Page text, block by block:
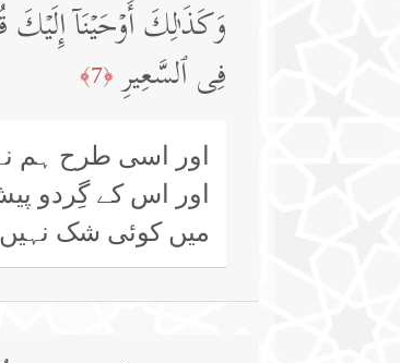
وَكَذَ ٰ⁠لِكَ أَوۡحَیۡنَاۤ إِلَیۡكَ
فِی ٱلسَّعِیرِ ﴿7﴾
اور اسی طرح ہم
اور اس کے گِردو
میں کوئی شک